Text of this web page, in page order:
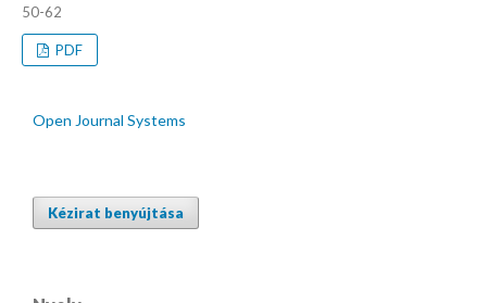
50-62
PDF
Open Journal Systems
Kézirat benyújtása